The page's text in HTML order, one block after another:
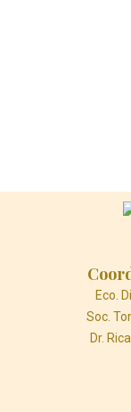
Eco.
Soc.
Dr.